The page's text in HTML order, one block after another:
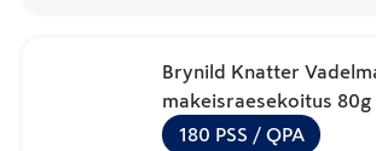
Brynild Knatter
makeisraesekoitus 80g
180 PSS / QPA